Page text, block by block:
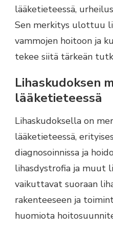
lääketieteessä,
Sen merkitys ulottuu
vammojen hoitoon ja
tekee siitä tärkeän
Lihaskudoksen
lääketieteessä
Lihaskudoksella on
lääketieteessä,
diagnosoinnissa ja
lihasdystrofia ja muut
vaikuttavat suoraan
rakenteeseen ja
huomiota